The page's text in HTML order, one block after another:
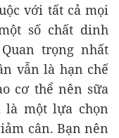
với tất cả mọi
số chất dinh
trọng nhất
vẫn là hạn chế
cơ thể nên sữa
là một lựa chọn
cân. Bạn nên